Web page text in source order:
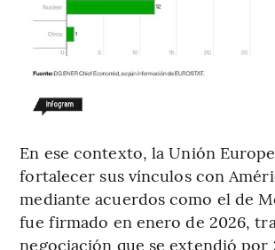
En ese contexto, la Unión
fortalecer sus vínculos con
mediante acuerdos como el de
fue firmado en enero de 2026,
negociación que se extendió por